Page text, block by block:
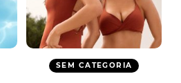
SEM CATEGORIA